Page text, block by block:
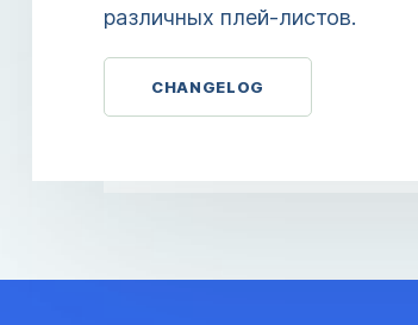
различных плей-листов.
CHANGELOG